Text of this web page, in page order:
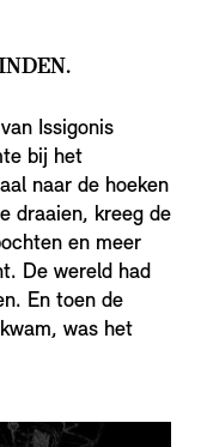
Issigonis
bij het
naar de hoeken
draaien, kreeg de
en meer
De wereld had
En toen de
was het